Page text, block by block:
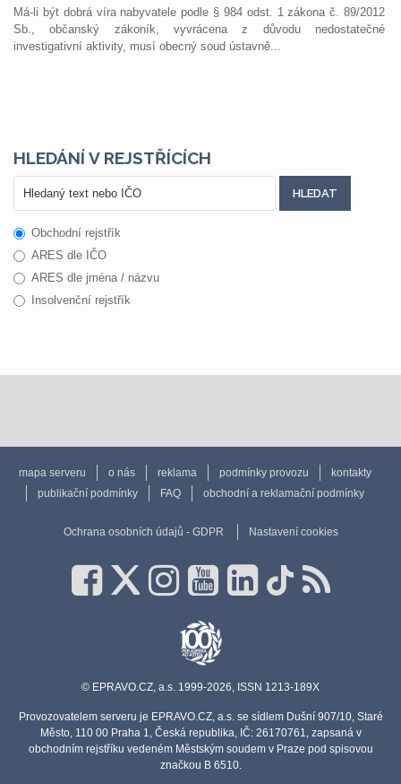
Má-li být dobrá víra nabyvatele podle § 984 odst. 1 zákona č. 89/2012
Sb., občanský zákoník, vyvrácena z důvodu nedostatečné
investigativní aktivity, musí obecný soud ústavně...
HLEDÁNÍ V REJSTŘÍCÍCH
Obchodní rejstřík
ARES dle IČO
ARES dle jména / názvu
Insolvenční rejstřík
mapa serveru o nás reklama podmínky provozu
kontakty
publikační podmínky
FAQ obchodní a reklamační podmínky
Ochrana osobních údajů - GDPR Nastavení cookies
© EPRAVO.CZ, a.s. 1999-2026, ISSN 1213-189X
Provozovatelem serveru je EPRAVO.CZ, a.s. se sídlem Dušní 907/10, Staré
Město, 110 00 Praha 1, Česká republika, IČ: 26170761, zapsaná v
obchodním rejstříku vedeném Městským soudem v Praze pod spisovou
značkou B 6510.